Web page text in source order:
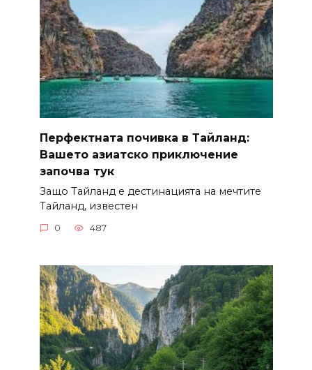
Перфектната почивка в Тайланд:
Вашето азиатско приключение
започва тук
Защо Тайланд е дестинацията на мечтите
Тайланд, известен
0 487